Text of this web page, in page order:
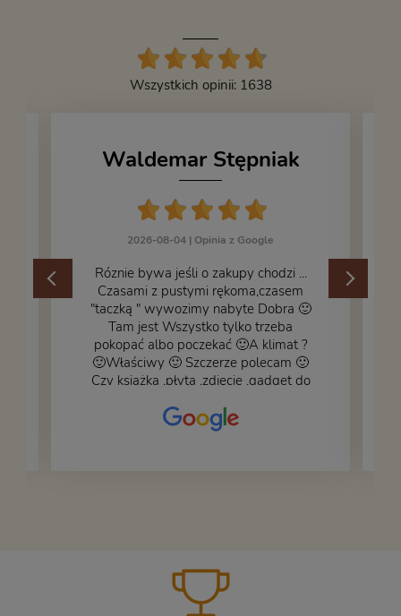
Wszystkich opinii: 1638
Waldemar Stępniak
2026-08-04 | Opinia z Google
Róznie bywa jeśli o zakupy chodzi ...
Czasami z pustymi rękoma,czasem
"taczką " wywozimy nabyte Dobra 🙂
Tam jest Wszystko tylko trzeba
pokopać albo poczekać 🙂A klimat ?
🙂Właściwy 🙂 Szczerze polecam 🙂
Czy książka ,płyta ,zdjęcie ,gadget do
bank 🙂